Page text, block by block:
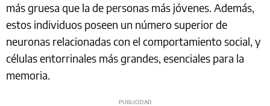
más gruesa que la de personas más jóvenes. Además,
estos individuos poseen un número superior de
neuronas relacionadas con el comportamiento social, y
células entorrinales más grandes, esenciales para la
memoria.